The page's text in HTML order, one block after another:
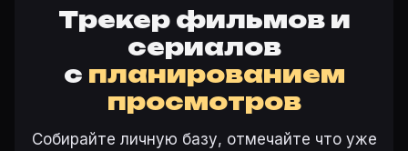
Трекер фильмов и
сериалов
с планированием
просмотров
Собирайте личную базу, отмечайте что уже